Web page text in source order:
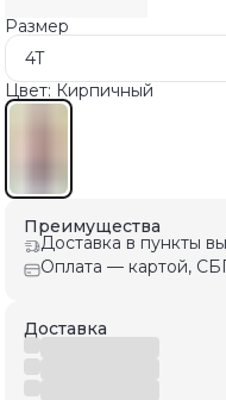
Размер
4T
Цвет: Кирпичный
Преимущества
Доставка в пункты
Оплата — картой,
Доставка